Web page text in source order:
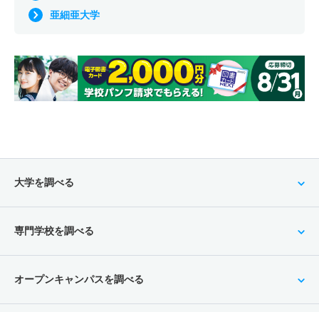
亜細亜大学
大学を調べる
専門学校を調べる
オープンキャンパスを調べる